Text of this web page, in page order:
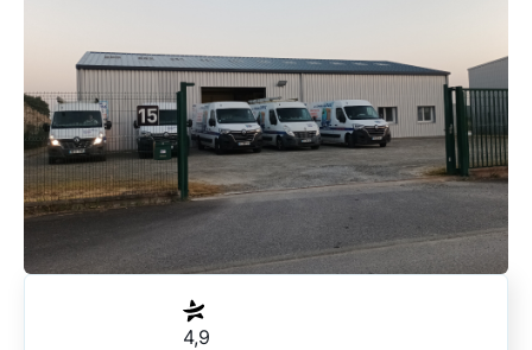
4,9